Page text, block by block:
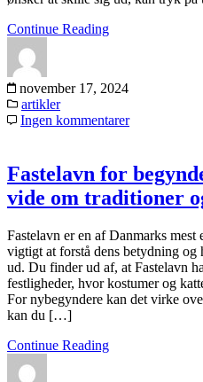
Continue Reading
november 17, 2024
artikler
Ingen kommentarer
Fastelavn for
vide om traditioner
Fastelavn er en af Danmarks mest
vigtigt at forstå dens betydning
ud. Du finder ud af, at Fastelavn
festligheder, hvor kostumer og
For nybegyndere kan det virke
kan du […]
Continue Reading